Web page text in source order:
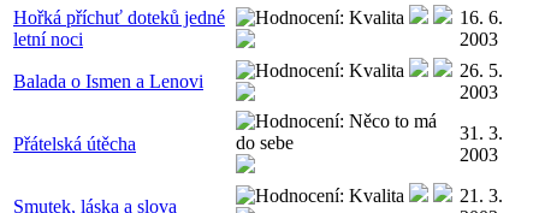
Hořká příchuť doteků jedné
letní noci
16. 6.
2003
Balada o Ismen a Lenovi
26. 5.
2003
Přátelská útěcha
31. 3.
2003
Smutek, láska a slova
21. 3.